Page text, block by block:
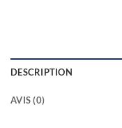
DESCRIPTION
AVIS (0)